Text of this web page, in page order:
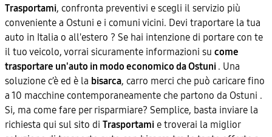
Trasportami, confronta preventivi e scegli il servizio più
conveniente a Ostuni e i comuni vicini. Devi traportare la tua
auto in Italia o all'estero ? Se hai intenzione di portare con te
il tuo veicolo, vorrai sicuramente informazioni su come
trasportare un'auto in modo economico da Ostuni . Una
soluzione c’è ed è la bisarca, carro merci che può caricare fino
a 10 macchine contemporaneamente che partono da Ostuni .
Si, ma come fare per risparmiare? Semplice, basta inviare la
richiesta qui sul sito di Trasportami e troverai la miglior